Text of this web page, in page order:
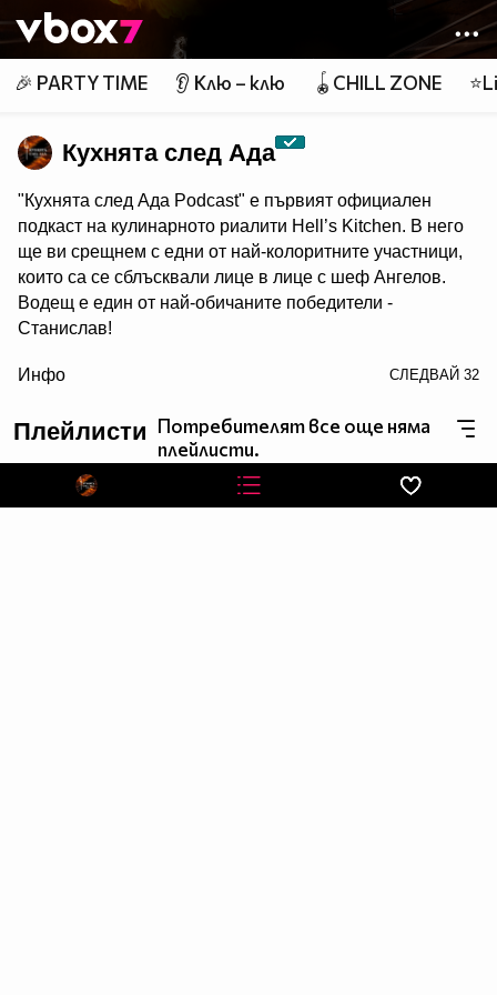
👾
🎉 PARTY TIME 👂 Клю – клю 🪀CHILL ZONE
Кухнята след Ада
"Кухнята след Ада Podcast" e първият официален
подкаст на кулинарното риалити Hell’s Kitchen. В него
ще ви срещнем с едни от най-колоритните участници,
които са се сблъсквали лице в лице с шеф Ангелов.
Водещ е един от най-обичаните победители -
Станислав!
Vbox7 и YouTube!
Инфо СЛЕДВАЙ 32
Плейлисти Потребителят все още няма
плейлисти.